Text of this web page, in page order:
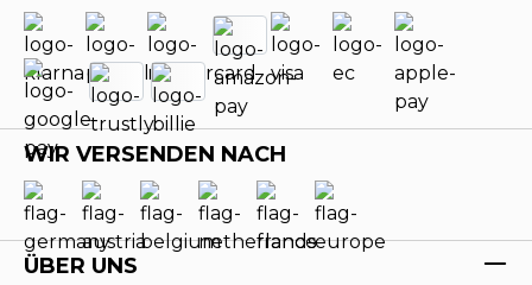
WIR VERSENDEN NACH
ÜBER UNS